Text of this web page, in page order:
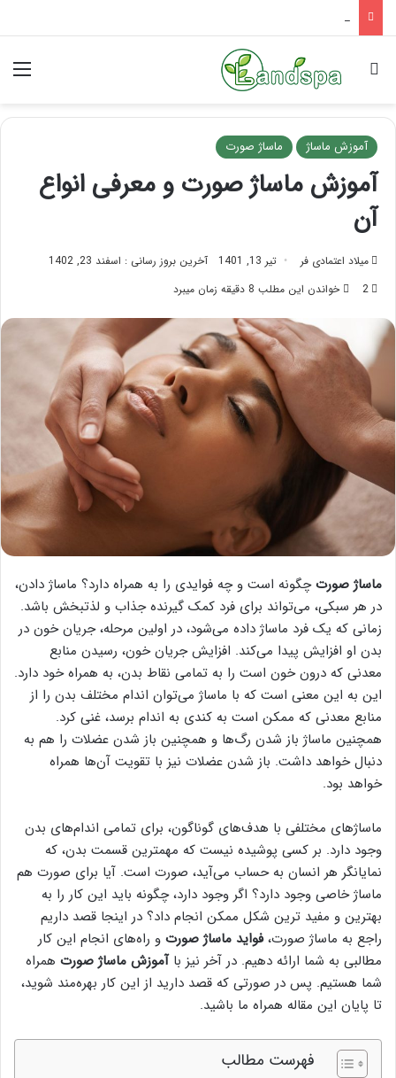
تاثیر ماساژ بر افسردگی؛ با ماساژ درمانی افسردگی را درمان کنید!
جستجو برای
آموزش ماساژ ماساژ صورت
آموزش ماساژ صورت و معرفی انواع
آن
میلاد اعتمادی فر تیر 13, 1401
آخرین بروز رسانی : اسفند 23, 1402
2
خواندن این مطلب 8 دقیقه زمان میبرد
ماساژ صورتچگونه است و چه فوایدی را به همراه دارد؟ ماساژ دادن،
در هر سبکی، می‌تواند برای فرد کمک گیرنده جذاب و لذتبخش باشد.
زمانی که یک فرد ماساژ داده می‌شود، در اولین مرحله، جریان خون در
بدن او افزایش پیدا می‌کند. افزایش جریان خون، رسیدن منابع
معدنی که درون خون است را به تمامی نقاط بدن، به همراه خود دارد.
این به این معنی است که با ماساژ می‌توان اندام مختلف بدن را از
منابع معدنی که ممکن است به کندی به اندام برسد، غنی کرد.
همچنین ماساژ باز شدن رگ‌ها و همچنین باز شدن عضلات را هم به
دنبال خواهد داشت. باز شدن عضلات نیز با تقویت آن‌ها همراه
خواهد بود.
ماساژ‌های مختلفی با هدف‌های گوناگون، برای تمامی اندام‌های بدن
وجود دارد. بر کسی پوشیده نیست که مهمترین قسمت‌ بدن، که
نمایانگر هر انسان به حساب می‌آید، صورت است. آیا برای صورت هم
ماساژ خاصی وجود دارد؟ اگر وجود دارد، چگونه باید این کار را به
بهترین و مفید ترین شکل ممکن انجام داد؟ در اینجا قصد داریم
راجع به ماساژ صورت،فواید ماساژ صورت و راه‌های انجام این کار
مطالبی به شما ارائه دهیم. در آخر نیز باآموزش ماساژ صورت همراه
شما هستیم. پس در صورتی که قصد دارید از این کار بهره‌مند شوید،
تا پایان این مقاله همراه ما باشید.
فهرست مطالب